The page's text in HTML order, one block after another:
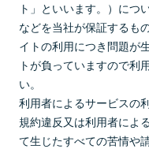
ト」といいます。）につ
などを当社が保証するも
イトの利用につき問題が
トが負っていますので利
い。
利用者によるサービスの
規約違反又は利用者によ
て生じたすべての苦情や